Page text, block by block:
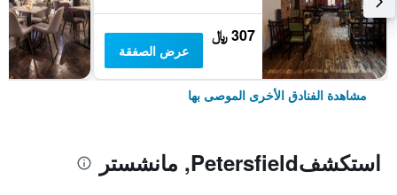
307 ﷼
عرض الصفقة
مشاهدة الفنادق الأخرى الموصى بها
استكشفPetersfield, مانشستر